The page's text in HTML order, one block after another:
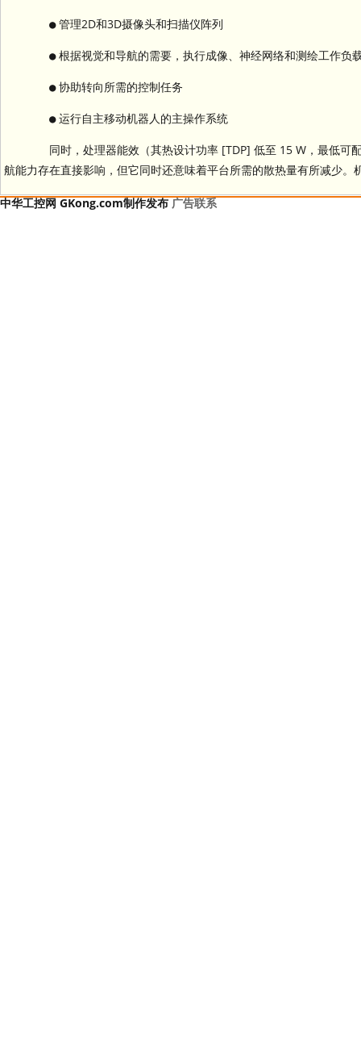
● 管理2D和3D摄像头和扫描仪阵列
● 根据视觉和导航的需要，执行成像、神经网络和测绘工作负
● 协助转向所需的控制任务
● 运行自主移动机器人的主操作系统
同时，处理器能效（其热设计功率 [TDP] 低至 15 W，最低可
航能力存在直接影响，但它同时还意味着平台所需的散热量有所减少
中华工控网 GKong.com制作发布广告联系